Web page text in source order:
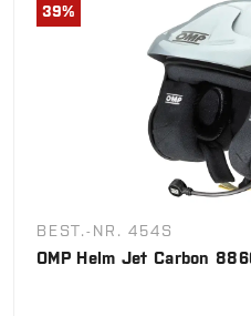
39%
BEST.-NR. 454S
OMP Helm Jet Carbon